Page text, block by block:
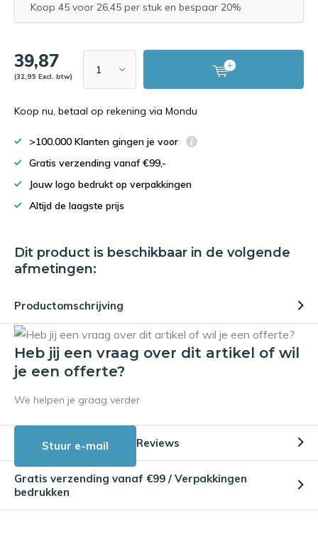
Koop 45 voor 26,45 per stuk en bespaar 20%
39,87
(32,95 Excl. btw)
Koop nu, betaal op rekening via Mondu
>100.000 Klanten gingen je voor
Gratis verzending vanaf €99,-
Jouw logo bedrukt op verpakkingen
Altijd de laagste prijs
Dit product is beschikbaar in de volgende
afmetingen:
Productomschrijving
Heb jij een vraag over dit artikel of wil
je een offerte?
We helpen je graag verder
Stuur e-mail Reviews
Gratis verzending vanaf €99 / Verpakkingen
bedrukken